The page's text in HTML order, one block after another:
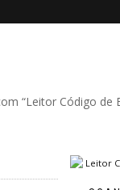
“Leitor Código de